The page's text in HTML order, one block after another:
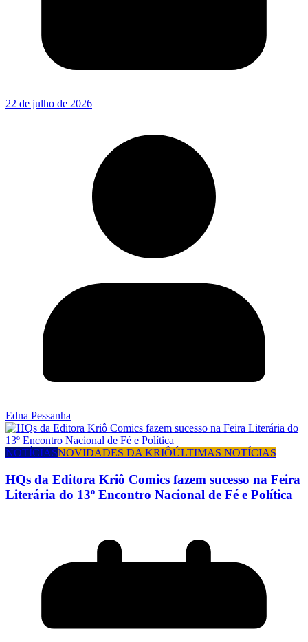
22 de julho de 2026
Edna Pessanha
NOTÍCIASNOVIDADES DA KRIÔÚLTIMAS NOTÍCIAS
HQs da Editora Kriô Comics fazem sucesso na Feira
Literária do 13º Encontro Nacional de Fé e Política